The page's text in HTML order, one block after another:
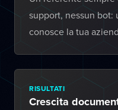
support, nessun bot:
conosce la tua
RISULTATI
Crescita